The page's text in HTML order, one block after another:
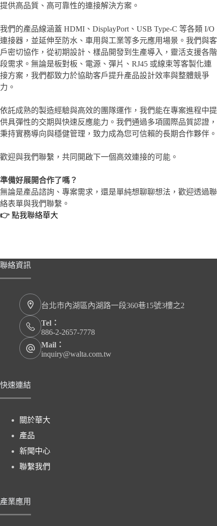
提供高品質、高可靠性的連接解決方案。
我們的產品線涵蓋 HDMI、DisplayPort、USB Type-C 等各類 I/O
連接器，並延伸至防水、車用與工業等多元應用場景。我們與客
戶密切協作，從初期設計、樣品開發到生產導入，靈活支援各階
段需求。無論是板對板、電源、彈片、RJ45 或線束等客製化連
接方案，我們都致力於協助客戶提升產品設計效率與整體競爭
力。
依託成熟的製造經驗與高效的團隊運作，我們能在專案進程中提
供具彈性的交期與快速反應能力。我們通過多項國際品質認證，
秉持實務導向與穩健管理，致力成為您可信賴的長期合作夥伴。
歡迎與我們聯繫，共同開啟下一個高效連接的可能。
準備好展開合作了嗎？
無論是產品諮詢、專案需求，還是單純想聊聊想法，歡迎透過聯
絡表單與我們聯繫。
👉 點我聯絡華大
聯絡資訊
台北市內湖區內湖路一段360巷15號3樓之2
Tel：
886-2-2657-7778
Mail：
inquiry@walta.com.tw
快速連結
關於華大
產品
新聞中心
聯繫我們
產業應用